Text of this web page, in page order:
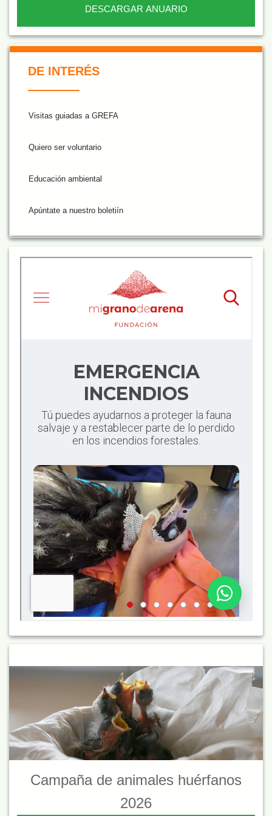
DESCARGAR ANUARIO
De Interés NARANJA
DE INTERÉS
Visitas guiadas a GREFA
Quiero ser voluntario
Educación ambiental
Apúntate a nuestro boletiín
Campaña de animales huérfanos
2026